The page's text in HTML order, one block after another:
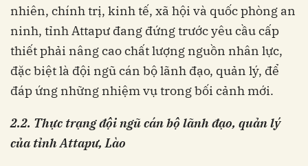
nhiên, chính trị, kinh tế, xã hội và quốc phòng an
ninh, tỉnh Attapư đang đứng trước yêu cầu cấp
thiết phải nâng cao chất lượng nguồn nhân lực,
đặc biệt là đội ngũ cán bộ lãnh đạo, quản lý, để
đáp ứng những nhiệm vụ trong bối cảnh mới.
2.2. Thực trạngđội ngũ cán bộ lãnh đạo, quản lý
của tỉnh Attapư, Lào